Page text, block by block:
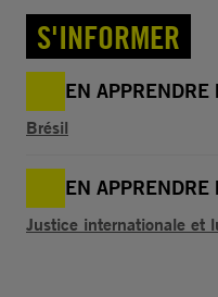
S'INFORMER
EN APPRENDRE
Brésil
EN APPRENDRE
Justice internationale et